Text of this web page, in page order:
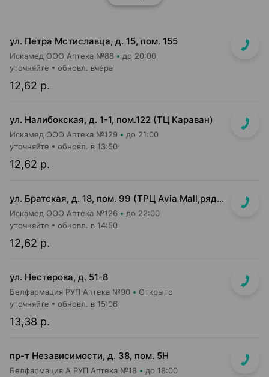
ул. Петра Мстиславца, д. 15, пом. 155
Искамед ООО Аптека №88 до 20:00
12,62 р.
уточняйте обновл. вчера
ул. Налибокская, д. 1-1, пом.122 (ТЦ Караван)
Искамед ООО Аптека №129 до 21:00
12,62 р.
уточняйте обновл. в 13:50
ул. Братская, д. 18, пом. 99 (ТРЦ Avia Mall,рядом с гипермаркетом Green)
Искамед ООО Аптека №126 до 22:00
12,62 р.
уточняйте обновл. в 14:50
ул. Нестерова, д. 51-8
Белфармация РУП Аптека №90 Открыто
13,38 р.
уточняйте обновл. в 15:06
пр-т Независимости, д. 38, пом. 5Н
Белфармация А РУП Аптека №18 до 18:00